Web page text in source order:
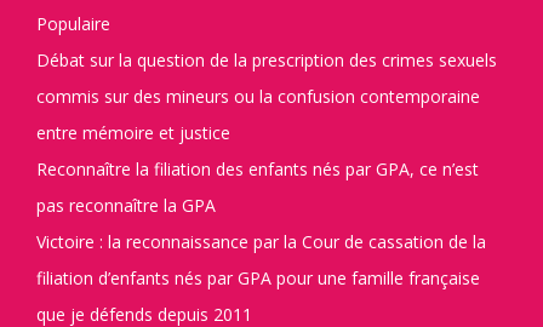
Populaire
Débat sur la question de la prescription des crimes sexuels
commis sur des mineurs ou la confusion contemporaine
entre mémoire et justice
Reconnaître la filiation des enfants nés par GPA, ce n’est
pas reconnaître la GPA
Victoire : la reconnaissance par la Cour de cassation de la
filiation d’enfants nés par GPA pour une famille française
que je défends depuis 2011